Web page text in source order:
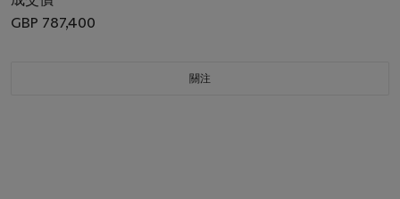
GBP 787,400
關注